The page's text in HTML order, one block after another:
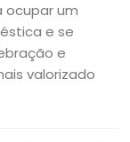
ocupar um
e se
e
valorizado